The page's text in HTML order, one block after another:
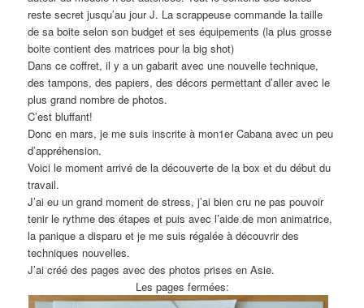
reste secret jusqu’au jour J. La scrappeuse commande la taille
de sa boite selon son budget et ses équipements (la plus grosse
boite contient des matrices pour la big shot)
Dans ce coffret, il y a un gabarit avec une nouvelle technique,
des tampons, des papiers, des décors permettant d’aller avec le
plus grand nombre de photos.
C’est bluffant!
Donc en mars, je me suis inscrite à mon1er Cabana avec un peu
d’appréhension.
Voici le moment arrivé de la découverte de la box et du début du
travail.
J’ai eu un grand moment de stress, j’ai bien cru ne pas pouvoir
tenir le rythme des étapes et puis avec l’aide de mon animatrice,
la panique a disparu et je me suis régalée à découvrir des
techniques nouvelles.
J’ai créé des pages avec des photos prises en Asie.
Les pages fermées: